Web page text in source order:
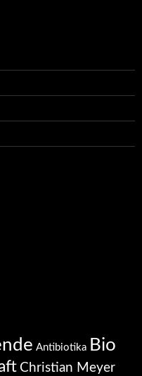
Antibiotika Bio
Christian Meyer